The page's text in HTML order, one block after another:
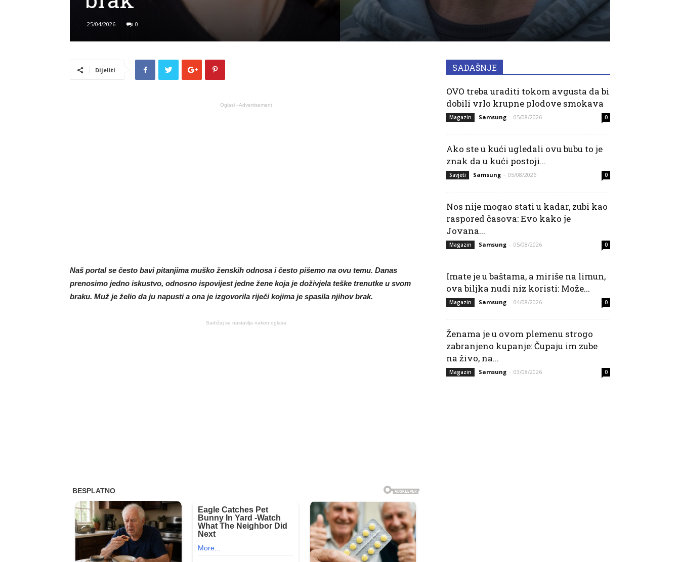
25/04/2026 0
Dijeliti
Oglasi - Advertisement
Naš portal se često bavi pitanjima muško ženskih odnosa i često pišemo na ovu temu. Danas
prenosimo jedno iskustvo, odnosno ispovijest jedne žene koja je doživjela teške trenutke u svom
braku. Muž je želio da ju napusti a ona je izgovorila riječi kojima je spasila njihov brak.
Sadržaj se nastavlja nakon oglasa
SADAŠNJE
OVO treba uraditi tokom avgusta da bi
dobili vrlo krupne plodove smokava
Magazin Samsung - 05/08/2026 0
Ako ste u kući ugledali ovu bubu to je
znak da u kući postoji...
Savjeti Samsung - 05/08/2026 0
Nos nije mogao stati u kadar, zubi kao
raspored časova: Evo kako je
Jovana...
Magazin Samsung - 05/08/2026 0
Imate je u baštama, a miriše na limun,
ova biljka nudi niz koristi: Može...
Magazin Samsung - 04/08/2026 0
Ženama je u ovom plemenu strogo
zabranjeno kupanje: Čupaju im zube
na živo, na...
Magazin Samsung - 03/08/2026 0